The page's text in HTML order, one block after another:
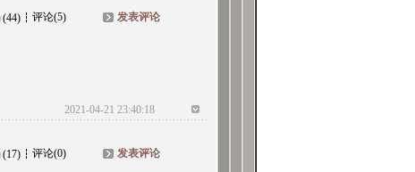
(44) 评论(5) 发表评论
2021-04-21 23:40:18
(17) 评论(0) 发表评论